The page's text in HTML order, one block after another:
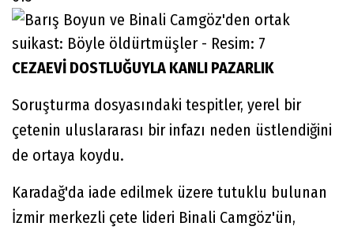
CEZAEVİ DOSTLUĞUYLA KANLI PAZARLIK
Soruşturma dosyasındaki tespitler, yerel bir
çetenin uluslararası bir infazı neden üstlendiğini
de ortaya koydu.
Karadağ'da iade edilmek üzere tutuklu bulunan
İzmir merkezli çete lideri Binali Camgöz'ün,